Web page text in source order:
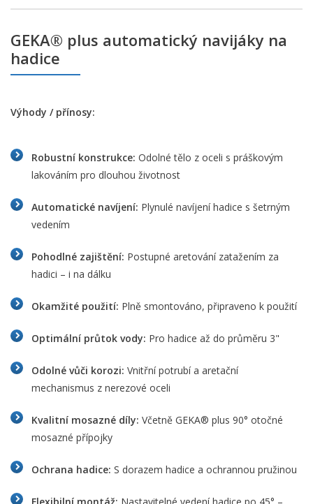
GEKA® plus automatický navijáky na
hadice
Výhody / přínosy:
Robustní konstrukce: Odolné tělo z oceli s práškovým
lakováním pro dlouhou životnost
Automatické navíjení: Plynulé navíjení hadice s šetrným
vedením
Pohodlné zajištění: Postupné aretování zatažením za
hadici – i na dálku
Okamžité použití: Plně smontováno, připraveno k použití
Optimální průtok vody: Pro hadice až do průměru 3"
Odolné vůči korozi: Vnitřní potrubí a aretační
mechanismus z nerezové oceli
Kvalitní mosazné díly: Včetně GEKA® plus 90° otočné
mosazné přípojky
Ochrana hadice: S dorazem hadice a ochrannou pružinou